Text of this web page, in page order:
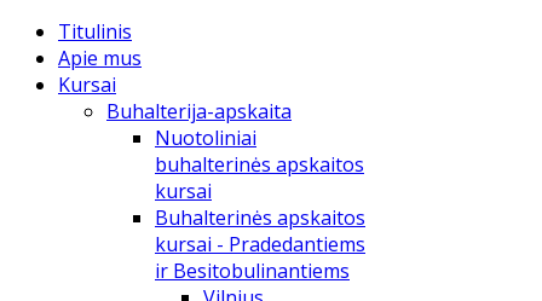
Titulinis
Apie mus
Kursai
Buhalterija-apskaita
Nuotoliniai
buhalterinės apskaitos
kursai
Buhalterinės apskaitos
kursai - Pradedantiems
ir Besitobulinantiems